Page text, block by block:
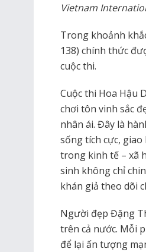
Vietnam
Trong khoảnh
138) chính thức
cuộc thi.
Cuộc thi Hoa Hậu
chơi tôn vinh sắc
nhân ái. Đây là
sống tích cực,
trong kinh tế – xã
sinh không chỉ
khán giả theo dõi
Người đẹp Đặng
trên cả nước. Mỗi
để lại ấn tượng